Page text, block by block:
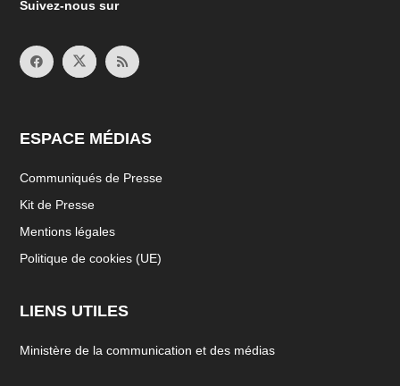
Suivez-nous sur
ESPACE MÉDIAS
Communiqués de Presse
Kit de Presse
Mentions légales
Politique de cookies (UE)
LIENS UTILES
Ministère de la communication et des médias